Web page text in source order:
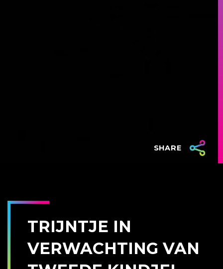
SHARE
TRIJNTJE IN
VERWACHTING VAN